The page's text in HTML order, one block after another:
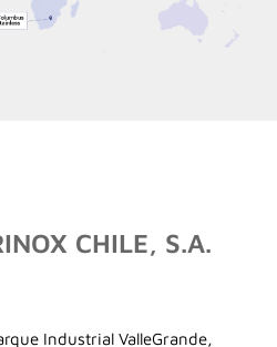
CHILE, S.A.
Industrial ValleGrande,